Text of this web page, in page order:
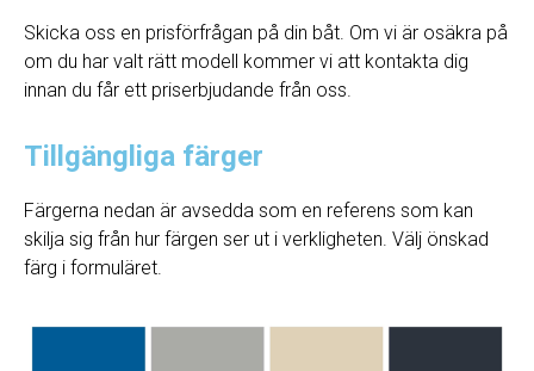
Skicka oss en prisförfrågan på din båt. Om vi ​​är osäkra på
om du har valt rätt modell kommer vi att kontakta dig
innan du får ett priserbjudande från oss.
Tillgängliga färger
Färgerna nedan är avsedda som en referens som kan
skilja sig från hur färgen ser ut i verkligheten. Välj önskad
färg i formuläret.